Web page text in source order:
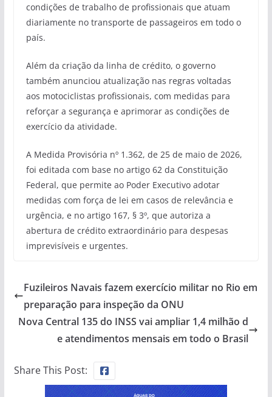
condições de trabalho de profissionais que atuam
diariamente no transporte de passageiros em todo o
país.
Além da criação da linha de crédito, o governo
também anunciou atualização nas regras voltadas
aos motociclistas profissionais, com medidas para
reforçar a segurança e aprimorar as condições de
exercício da atividade.
A Medida Provisória nº 1.362, de 25 de maio de 2026,
foi editada com base no artigo 62 da Constituição
Federal, que permite ao Poder Executivo adotar
medidas com força de lei em casos de relevância e
urgência, e no artigo 167, § 3º, que autoriza a
abertura de crédito extraordinário para despesas
imprevisíveis e urgentes.
Fuzileiros Navais fazem exercício militar no Rio em
preparação para inspeção da ONU
Nova Central 135 do INSS vai ampliar 1,4 milhão d
e atendimentos mensais em todo o Brasil
Share This Post: